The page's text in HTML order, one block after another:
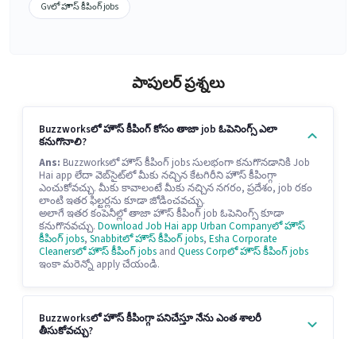
Gvలో హౌస్ కీపింగ్ jobs
పాపులర్ ప్రశ్నలు
Buzzworksలో హౌస్ కీపింగ్ కోసం తాజా job ఓపెనింగ్స్ ఎలా
కనుగొనాలి?
Ans: Buzzworksలో హౌస్ కీపింగ్ jobs సులభంగా కనుగొనడానికి Job
Hai app లేదా వెబ్‌సైట్‌లో మీకు నచ్చిన కేటగిరీని హౌస్ కీపింగ్గా
ఎంచుకోవచ్చు. మీకు కావాలంటే మీకు నచ్చిన నగరం, ప్రదేశం, job రకం
లాంటి ఇతర ఫిల్టర్లను కూడా జోడించవచ్చు.
అలాగే ఇతర కంపెనీల్లో తాజా హౌస్ కీపింగ్ job ఓపెనింగ్స్ కూడా
కనుగొనవచ్చు. Download Job Hai app Urban Companyలో హౌస్
కీపింగ్ jobs, Snabbitలో హౌస్ కీపింగ్ jobs, Esha Corporate
Cleanersలో హౌస్ కీపింగ్ jobs and Quess Corpలో హౌస్ కీపింగ్ jobs
ఇంకా మరెన్నో apply చేయండి.
Buzzworksలో హౌస్ కీపింగ్గా పనిచేస్తూ నేను ఎంత శాలరీ
తీసుకోవచ్చు?